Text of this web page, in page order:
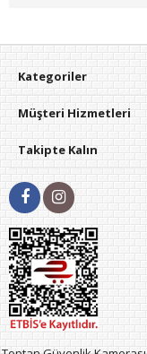
Kategoriler
Müşteri Hizmetleri
Takipte Kalın